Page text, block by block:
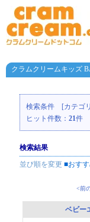
クラムクリームキッズ
検索条件 [カテゴ
ヒット件数： 21件
検索結果
並び順を変更 ■おす
<前
ベビー